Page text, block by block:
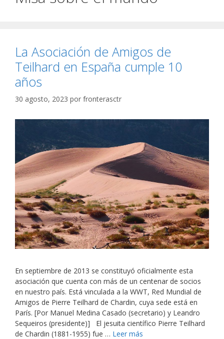
La Asociación de Amigos de
Teilhard en España cumple 10
años
30 agosto, 2023 por fronterasctr
En septiembre de 2013 se constituyó oficialmente esta
asociación que cuenta con más de un centenar de socios
en nuestro país. Está vinculada a la WWT, Red Mundial de
Amigos de Pierre Teilhard de Chardin, cuya sede está en
París. [Por Manuel Medina Casado (secretario) y Leandro
Sequeiros (presidente)] El jesuita científico Pierre Teilhard
de Chardin (1881-1955) fue … Leer más